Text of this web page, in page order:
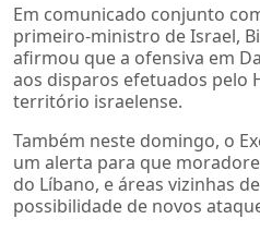
Em comunicado conjunto
primeiro-ministro de Israel,
afirmou que a ofensiva em
aos disparos efetuados pelo
território israelense.
Também neste domingo, o
um alerta para que
do Líbano, e áreas vizinhas
possibilidade de novos